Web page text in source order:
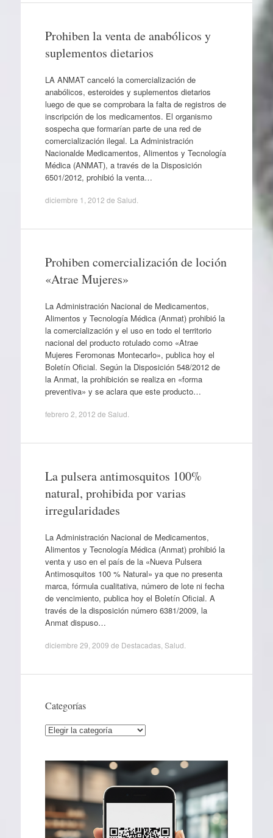
Prohiben la venta de anabólicos y
suplementos dietarios
LA ANMAT canceló la comercialización de
anabólicos, esteroides y suplementos dietarios
luego de que se comprobara la falta de registros de
inscripción de los medicamentos. El organismo
sospecha que formarían parte de una red de
comercialización ilegal. La Administración
Nacionalde Medicamentos, Alimentos y Tecnología
Médica (ANMAT), a través de la Disposición
6501/2012, prohibió la venta…
diciembre 1, 2012 de Salud
Prohiben comercialización de loción
«Atrae Mujeres»
La Administración Nacional de Medicamentos,
Alimentos y Tecnología Médica (Anmat) prohibió la
la comercialización y el uso en todo el territorio
nacional del producto rotulado como «Atrae
Mujeres Feromonas Montecarlo», publica hoy el
Boletín Oficial. Según la Disposición 548/2012 de
la Anmat, la prohibición se realiza en «forma
preventiva» y se aclara que este producto…
febrero 2, 2012 de Salud
La pulsera antimosquitos 100%
natural, prohibida por varias
irregularidades
La Administración Nacional de Medicamentos,
Alimentos y Tecnología Médica (Anmat) prohibió la
venta y uso en el país de la «Nueva Pulsera
Antimosquitos 100 % Natural» ya que no presenta
marca, fórmula cualitativa, número de lote ni fecha
de vencimiento, publica hoy el Boletín Oficial. A
través de la disposición número 6381/2009, la
Anmat dispuso…
diciembre 29, 2009 de Destacadas, Salud
Categorías
Categorías